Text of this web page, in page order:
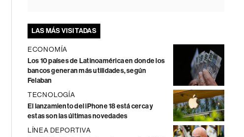
LAS MÁS VISITADAS
ECONOMÍA
Los 10 países de Latinoamérica en donde los
bancos generan más utilidades, según
Felaban
TECNOLOGÍA
El lanzamiento del iPhone 18 está cerca y
estas son las últimas novedades
LÍNEA DEPORTIVA